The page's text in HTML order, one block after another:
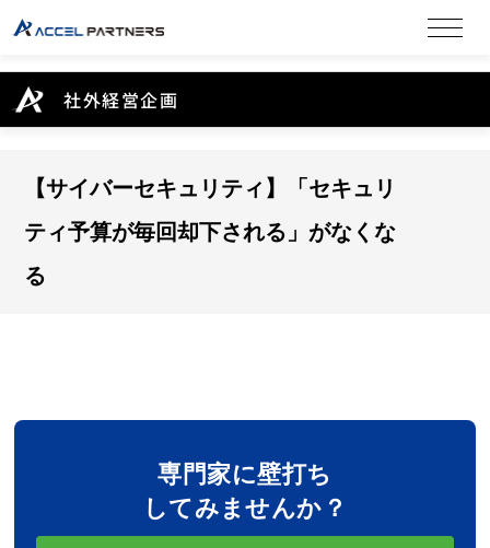
社外経営企画
【サイバーセキュリティ】「セキュリ
ティ予算が毎回却下される」がなくな
る
専門家に壁打ち
してみませんか？